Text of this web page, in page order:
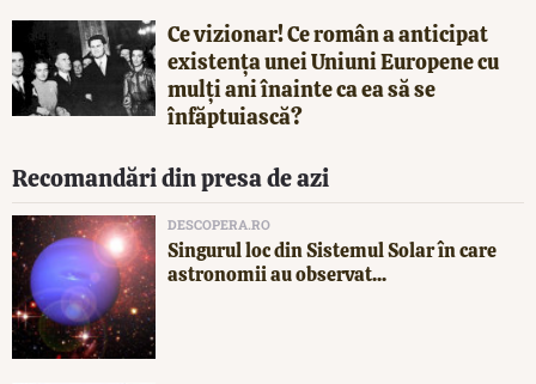
Ce vizionar! Ce român a anticipat
existența unei Uniuni Europene cu
mulți ani înainte ca ea să se
înfăptuiască?
Recomandări din presa de azi
DESCOPERA.RO
Singurul loc din Sistemul Solar în care
astronomii au observat...